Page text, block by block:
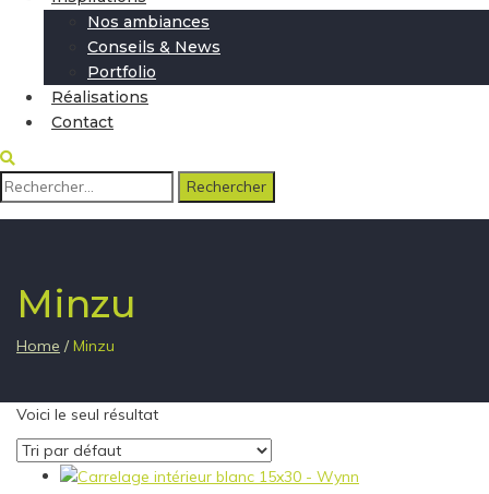
Nos ambiances
Conseils & News
Portfolio
Réalisations
Contact
Rechercher :
Minzu
Home / Minzu
Voici le seul résultat